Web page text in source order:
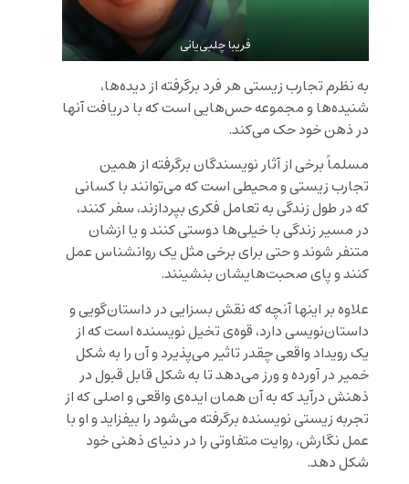
فریبا چلبی‌یانی
به نظرم تجارب زیستی هر فرد برگرفته از دیده‌ها،
شنیده‌ها و مجموعه حس‌هایی است که با دریافت آنها
در ذهن خود حک می‌کند.
مسلماً برخی از آثار نویسندگان برگرفته از همین
تجارب زیستی و محیطی‌ است که می‌توانند با کسانی
که در طول زندگی به تعامل فکری بپردازند، سفر کنند،
در مسیر زندگی با خیلی‌ها دوستی کنند و یا ازشان
متنفر شوند و حتی برای برخی مثل یک روانشناس عمل
کنند و پای صحبت‌هایشان بنشینند.
علاوه بر اینها آنچه که نقش بسزایی در داستان‌گویی و
داستان‌نویسی دارد، قوه‌ی تخیل نویسنده است که از
یک رویداد واقعی چقدر تاثیر می‌پذیرد و آن را به شکل
خمیر در آورده و ورز می‌دهد تا به شکل قابل قبول در
ذهنش درآید که به آن همان ایده‌ی واقعی و اصلی که از
تجربه زیستی نویسنده برگرفته می‌شود را بیفزاید و او با
عمل نگارش، روایت متفاوتی را در دنیای ذهنی خود
شکل دهد.